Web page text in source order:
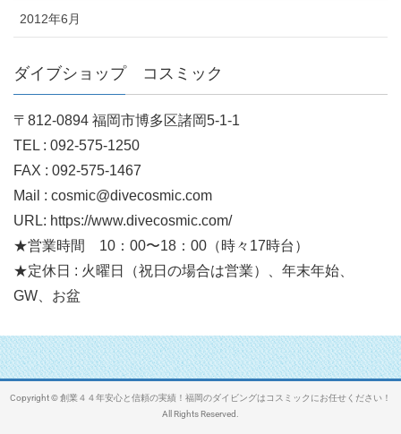
2012年6月
ダイブショップ コスミック
〒812-0894 福岡市博多区諸岡5-1-1
TEL : 092-575-1250
FAX : 092-575-1467
Mail : cosmic@divecosmic.com
URL: https://www.divecosmic.com/
★営業時間 10：00〜18：00（時々17時台）
★定休日 : 火曜日（祝日の場合は営業）、年末年始、
GW、お盆
Copyright © 創業４４年安心と信頼の実績！福岡のダイビングはコスミックにお任せください！
All Rights Reserved.